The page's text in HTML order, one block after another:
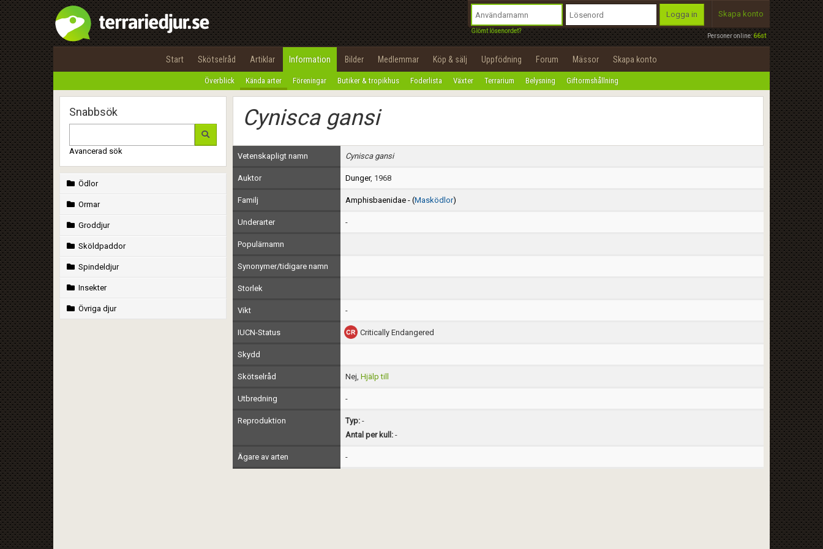
Personer online:66st
Logga in
Glömt lösenordet?
Skapa konto
Start Skötselråd Artiklar Information Bilder Medlemmar Köp & sälj Uppfödning Forum Mässor Skapa konto
Överblick Kända arter Föreningar Butiker & tropikhus Foderlista Växter Terrarium Belysning Giftormshållning
Snabbsök
Avancerad sök
Ödlor
Ormar
Groddjur
Sköldpaddor
Spindeldjur
Insekter
Övriga djur
Cynisca gansi
Vetenskapligt namn Cynisca gansi
Auktor Dunger, 1968
Familj Amphisbaenidae - (Masködlor)
Underarter -
Populärnamn
Synonymer/tidigare namn
Storlek
Vikt -
IUCN-Status Critically Endangered
Skydd
Skötselråd Nej, Hjälp till
Utbredning -
Reproduktion Typ:-
Antal per kull:-
Ägare av arten -
Utför
100%
OK
integritetspolicy
Namn:
Epost:
Användarnamn:
Lösenord:
Privacy Policy
Terms of Service
Begär nytt lösenord
Tillbaka till förstasidan